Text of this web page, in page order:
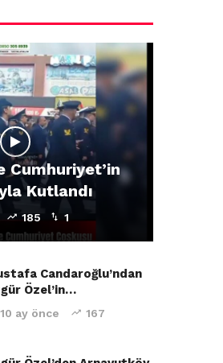
Cumhuriyet’in
Kutlandı
185 1
Candaroğlu’ndan
Özel’in…
10 ay önce 167